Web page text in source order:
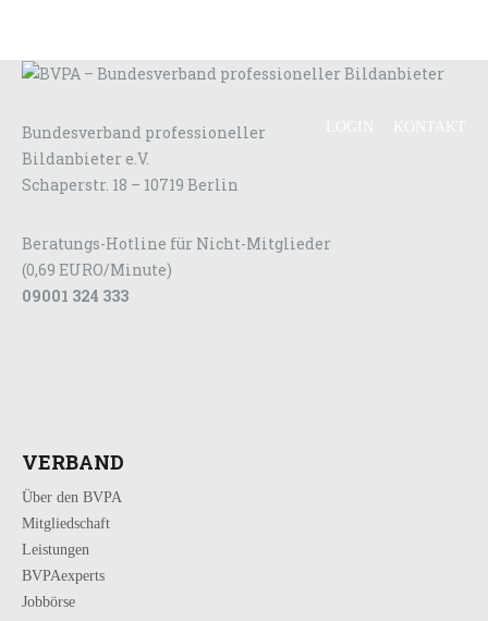
Bundesverband professioneller
Bildanbieter e.V.
Schaperstr. 18 – 10719 Berlin
Beratungs-Hotline für Nicht-Mitglieder
(0,69 EURO/Minute)
09001 324 333
VERBAND
Über den BVPA
Mitgliedschaft
Leistungen
BVPAexperts
Jobbörse